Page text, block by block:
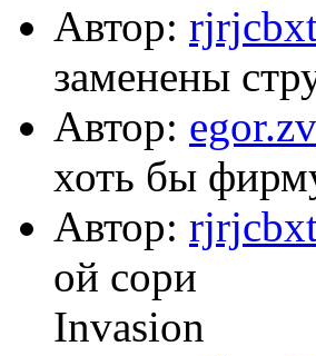
Автор:
заменены
Автор: egor.zv
хоть бы
Автор:
ой сори
Invasion